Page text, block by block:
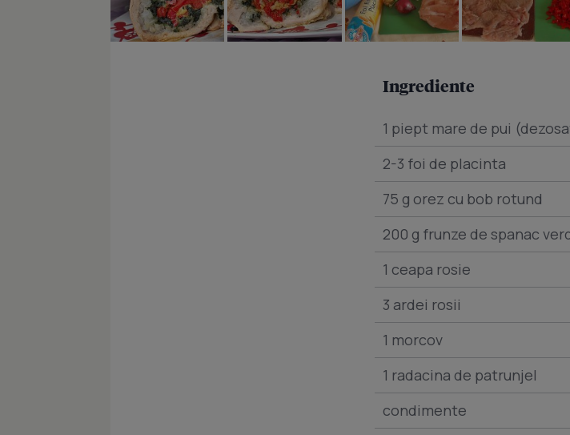
Ingrediente
1 piept mare de pui
2-3 foi de placinta
75 g orez cu bob rotund
200 g frunze de spanac
1 ceapa rosie
3 ardei rosii
1 morcov
1 radacina de patrunjel
condimente